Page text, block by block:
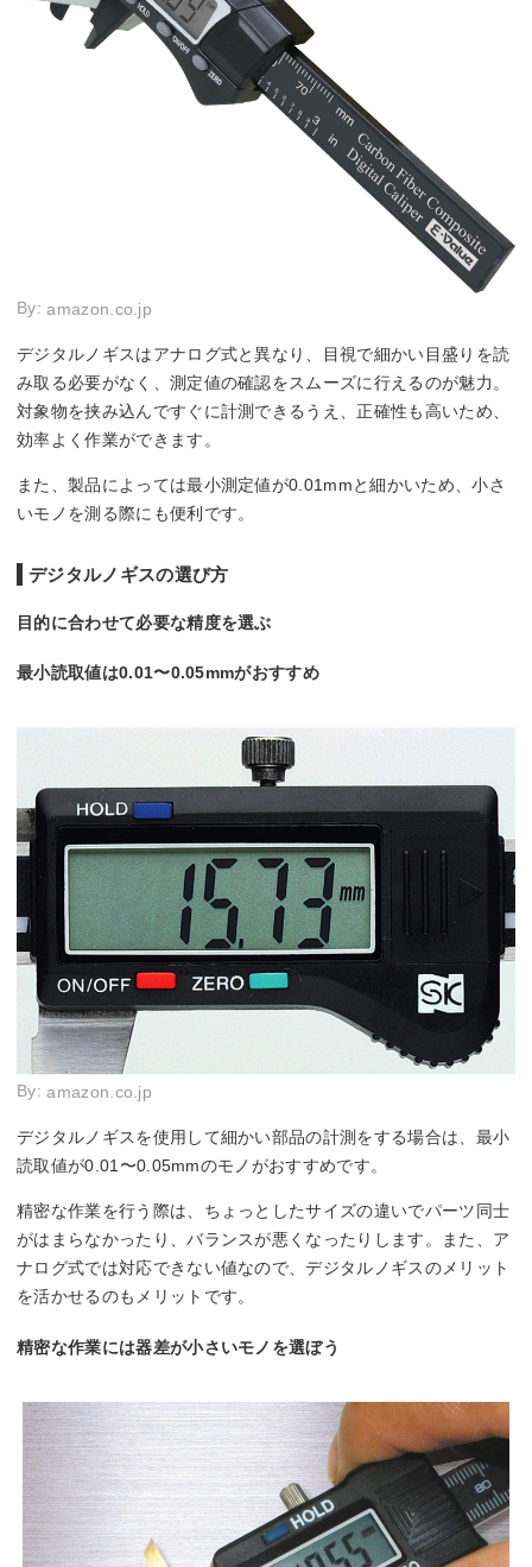
By:amazon.co.jp
デジタルノギスはアナログ式と異なり、目視で細かい目盛りを読
み取る必要がなく、測定値の確認をスムーズに行えるのが魅力。
対象物を挟み込んですぐに計測できるうえ、正確性も高いため、
効率よく作業ができます。
また、製品によっては最小測定値が0.01mmと細かいため、小さ
いモノを測る際にも便利です。
デジタルノギスの選び方
目的に合わせて必要な精度を選ぶ
最小読取値は0.01〜0.05mmがおすすめ
By:amazon.co.jp
デジタルノギスを使用して細かい部品の計測をする場合は、最小
読取値が0.01〜0.05mmのモノがおすすめです。
精密な作業を行う際は、ちょっとしたサイズの違いでパーツ同士
がはまらなかったり、バランスが悪くなったりします。また、ア
ナログ式では対応できない値なので、デジタルノギスのメリット
を活かせるのもメリットです。
精密な作業には器差が小さいモノを選ぼう